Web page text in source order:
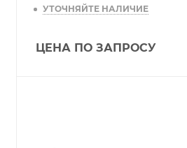
УТОЧНЯЙТЕ НАЛИЧИЕ
ЦЕНА ПО ЗАПРОСУ